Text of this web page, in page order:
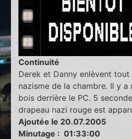
Continuité
Derek et Danny enlèvent
nazisme de la chambre. Il y a
bois derrière le PC. 5
drapeau nazi rouge est
Ajoutée le 20.07.2005
Minutage : 01:33:00